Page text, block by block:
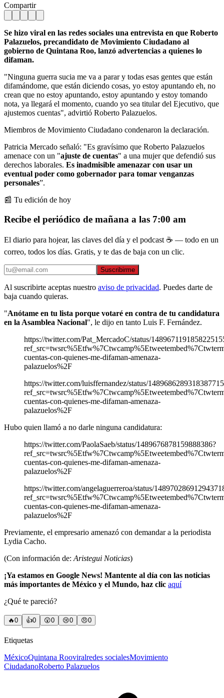
Compartir
Se hizo viral en las redes sociales una entrevista en que Roberto
Palazuelos, precandidato de Movimiento Ciudadano al
gobierno de Quintana Roo, lanzó advertencias a quienes lo
difaman.
"Ninguna guerra sucia me va a parar y todas esas gentes que están
difamándome, que están diciendo cosas, yo estoy apuntando eh, no
crean que no estoy apuntando, estoy apuntando y estoy tomando
nota, ya llegará el momento, cuando yo sea titular del Ejecutivo, que
ajustemos cuentas", advirtió Roberto Palazuelos.
Miembros de Movimiento Ciudadano condenaron la declaración.
Patricia Mercado señaló: "Es gravísimo que Roberto Palazuelos
amenace con un "ajuste de cuentas" a una mujer que defendió sus
derechos laborales. Es inadmisible amenazar con usar un
eventual poder como gobernador para tomar venganzas
personales”.
📰 Tu edición de hoy
Recibe el periódico de mañana a las 7:00 am
El diario para hojear, las claves del día y el podcast ☕ — todo en un
correo, todos los días. Gratis, y te das de baja con un clic.
Suscribirme
Al suscribirte aceptas nuestro aviso de privacidad. Puedes darte de
baja cuando quieras.
"Anótame en tu lista porque votaré en contra de tu candidatura
en la Asamblea Nacional", le dijo en tanto Luis F. Fernández.
https://twitter.com/Pat_MercadoC/status/
cuentas-con-quienes-me-difaman-amenaza-
palazuelos%2F
https://twitter.com/luisffernandez/status/
cuentas-con-quienes-me-difaman-amenaza-
palazuelos%2F
Hubo quien llamó a no darle ninguna candidatura:
https://twitter.com/PaolaSaeb/status/1489676878159888386?
cuentas-con-quienes-me-difaman-amenaza-
palazuelos%2F
https://twitter.com/angelaguerreroa/status/
cuentas-con-quienes-me-difaman-amenaza-
palazuelos%2F
Previamente, el empresario amenazó con demandar a la periodista
Lydia Cacho.
(Con información de: Aristegui Noticias)
¡Ya estamos en Google News! Mantente al día con las noticias
más importantes de México y el Mundo, haz clic aquí
¿Qué te pareció?
🔥0 👍0 😲0 😢0 😠0
Etiquetas
MéxicoQuintana Rooviralredes socialesMovimiento
CiudadanoRoberto Palazuelos